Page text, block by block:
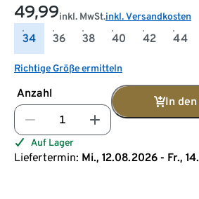
49,99inkl. MwSt.inkl. Versandkosten
34 36 38 40 42 44
Richtige Größe ermitteln
Anzahl
In
Auf Lager
Liefertermin: Mi., 12.08.2026 - Fr.,